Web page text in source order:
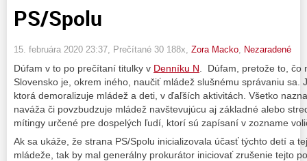
PS/Spolu
15. februára 2020 23:37 , Prečítané 30 188x, Zora Macko Nezaradené
Dúfam v to po prečítaní titulky v Denníku N . Dúfam, pretože to, čo
Slovensko je, okrem iného, naučiť mládež slušnému správaniu sa.
ktorá demoralizuje mládež a deti, v ďaľších aktivitách. Všetko
naváža či povzbudzuje mládež navštevujúcu aj základné alebo
mítingy určené pre dospelých ľudí, ktorí sú zapísaní v zozname
Ak sa ukáže, že strana PS/Spolu inicializovala účasť týchto detí a
mládeže, tak by mal generálny prokurátor iniciovať zrušenie tejto